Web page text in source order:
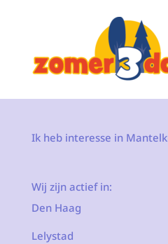
Ik heb interesse in
Wij zijn actief in:
Den Haag
Lelystad